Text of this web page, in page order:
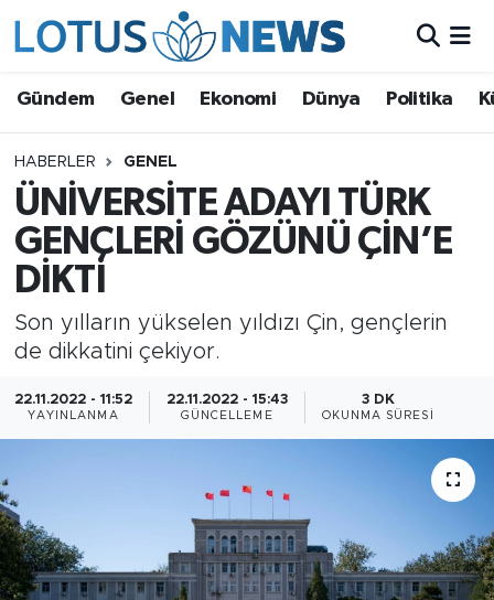
Gündem Genel Ekonomi Dünya Politika
HABERLER GENEL
ÜNİVERSİTE ADAYI TÜRK
GENÇLERİ GÖZÜNÜ ÇİN’E
DİKTİ
Son yılların yükselen yıldızı Çin, gençlerin
de dikkatini çekiyor.
22.11.2022 - 11:52
YAYINLANMA
22.11.2022 - 15:43
GÜNCELLEME
3 DK
OKUNMA SÜRESI
Ekonomi
Dünya
Politika
Yaşam
Bilim ve Teknoloji
Video